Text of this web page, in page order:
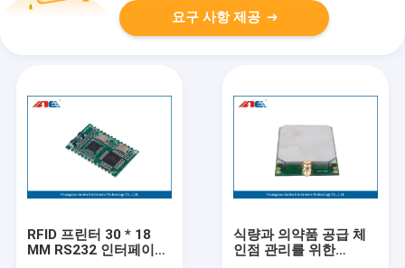
요구 사항 제공
RFID 프린터 30 * 18
MM RS232 인터페이스
식량과 의약품 공급 체
인점 관리를 위한